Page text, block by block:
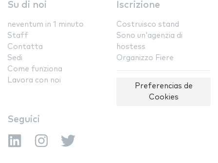
Su di noi
neventum in 1 minuto
Staff
Contatta
Sedi
Come funziona
Lavora con noi
Iscrizione
Costruisco stand
Sono un'agenzia di
hostess
Organizzo Fiere
Preferencias de
Cookies
Seguici